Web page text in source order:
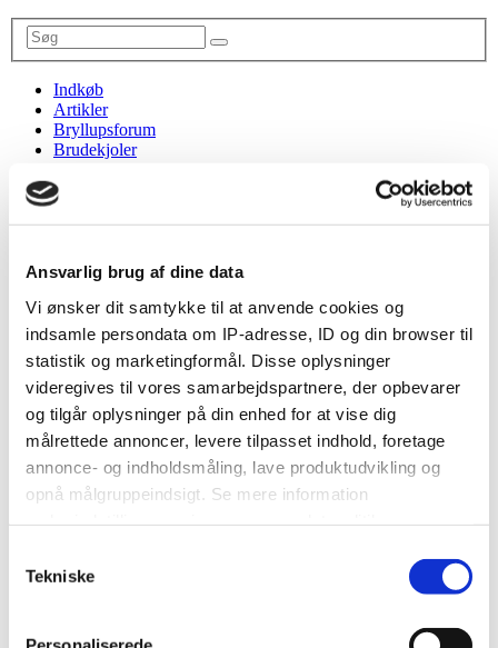
Ansvarlig brug af dine data
Vi ønsker dit samtykke til at anvende cookies og
indsamle persondata om IP-adresse, ID og din browser til
statistik og marketingformål. Disse oplysninger
videregives til vores samarbejdspartnere, der opbevarer
og tilgår oplysninger på din enhed for at vise dig
målrettede annoncer, levere tilpasset indhold, foretage
annonce- og indholdsmåling, lave produktudvikling og
opnå målgruppeindsigt. Se mere information
Hvis du tillader det, vil vi også gerne:
Indsamle præcise oplysninger om din placering, der
Tekniske
Indkøb
Artikler
Bryllupsforum
Brudekjoler
Tools
Annoncør
Alle aktiviteter
Bryllupsforum
BRYLLUPSPLANLÆGNING
Bryllupsforberedelser
Mad til reception, er det nødvendigt.
Optionally enter a message with your report.
You have pasted content with formatting.
Remove
formatting
Display as a
link instead